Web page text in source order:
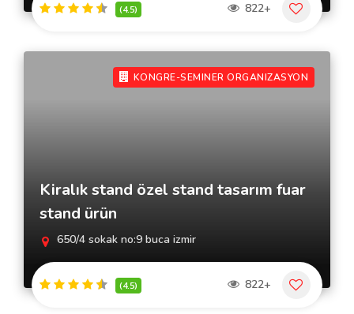
(4.5) 822+
KONGRE-SEMINER ORGANIZASYON
Kiralık stand özel stand tasarım fuar
stand ürün
650/4 sokak no:9 buca izmir
(4.5) 822+